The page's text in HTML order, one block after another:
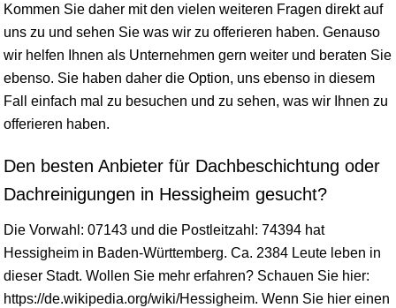
Kommen Sie daher mit den vielen weiteren Fragen direkt auf
uns zu und sehen Sie was wir zu offerieren haben. Genauso
wir helfen Ihnen als Unternehmen gern weiter und beraten Sie
ebenso. Sie haben daher die Option, uns ebenso in diesem
Fall einfach mal zu besuchen und zu sehen, was wir Ihnen zu
offerieren haben.
Den besten Anbieter für Dachbeschichtung oder
Dachreinigungen in Hessigheim gesucht?
Die Vorwahl: 07143 und die Postleitzahl: 74394 hat
Hessigheim in Baden-Württemberg. Ca. 2384 Leute leben in
dieser Stadt. Wollen Sie mehr erfahren? Schauen Sie hier:
https://de.wikipedia.org/wiki/Hessigheim. Wenn Sie hier einen